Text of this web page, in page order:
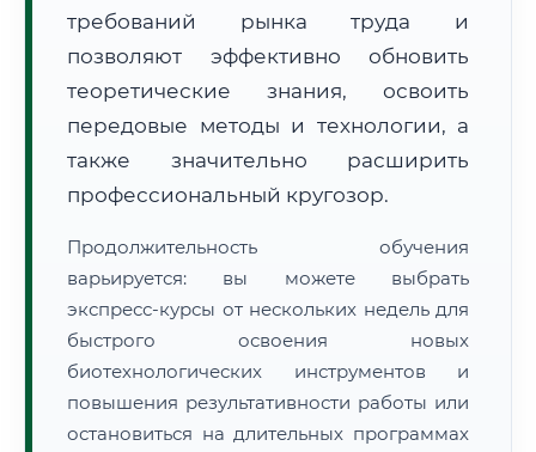
требований рынка труда и
позволяют эффективно обновить
теоретические знания, освоить
передовые методы и технологии, а
также значительно расширить
профессиональный кругозор.
Продолжительность обучения
варьируется: вы можете выбрать
экспресс-курсы от нескольких недель для
быстрого освоения новых
биотехнологических инструментов и
повышения результативности работы или
остановиться на длительных программах